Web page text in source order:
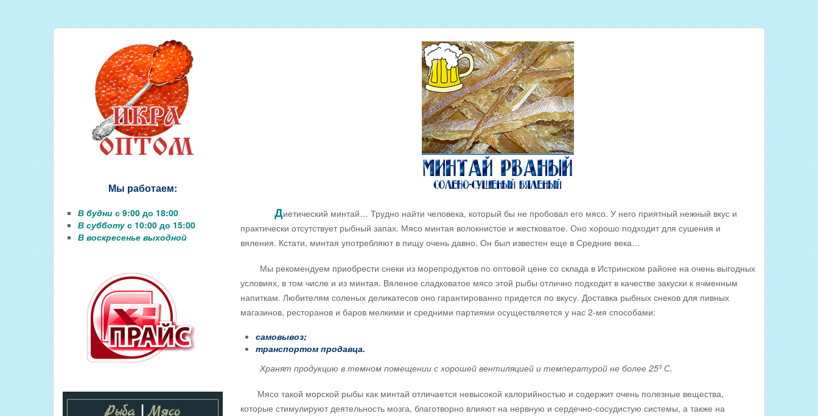
КОПЧЕНАЯ РЫБА
ВЯЛЕНАЯ РЫБА
ИКРА
РЫБНЫЕ КОНСЕРВЫ
РЫБНЫЕ СТЕЙКИ ОПТОМ
ФИЛЕ РЫБЫ
РЫБА ДЛЯ ЗАРЫБЛЕНИЯ ВОДОЕМА
Диетический минтай… Трудно найти человека, который бы не пробовал его мясо. У него приятный нежный вкус и
практически отсутствует рыбный запах. Мясо минтая волокнистое и жестковатое. Оно хорошо подходит для сушения и
вяления. Кстати, минтая употребляют в пищу очень давно. Он был известен еще в Средние века…
Мы рекомендуем приобрести снеки из морепродуктов по оптовой цене со склада в Истринском районе на очень выгодных
условиях, в том числе и из минтая. Вяленое сладковатое мясо этой рыбы отлично подходит в качестве закуски к ячменным
напиткам. Любителям соленых деликатесов оно гарантированно придется по вкусу. Доставка рыбных снеков для пивных
магазинов, ресторанов и баров мелкими и средними партиями осуществляется у нас 2-мя способами:
самовывоз;
транспортом продавца.
Хранят продукцию в темном помещении с хорошей вентиляцией и температурой не более 25º С.
Мясо такой морской рыбы как минтай отличается невысокой калорийностью и содержит очень полезные вещества,
которые стимулируют деятельность мозга, благотворно влияют на нервную и сердечно-сосудистую системы, а также на
Мы работаем:
В будни с 9:00 до 18:00
В субботус 10:00 до 15:00
В воскресенье выходной